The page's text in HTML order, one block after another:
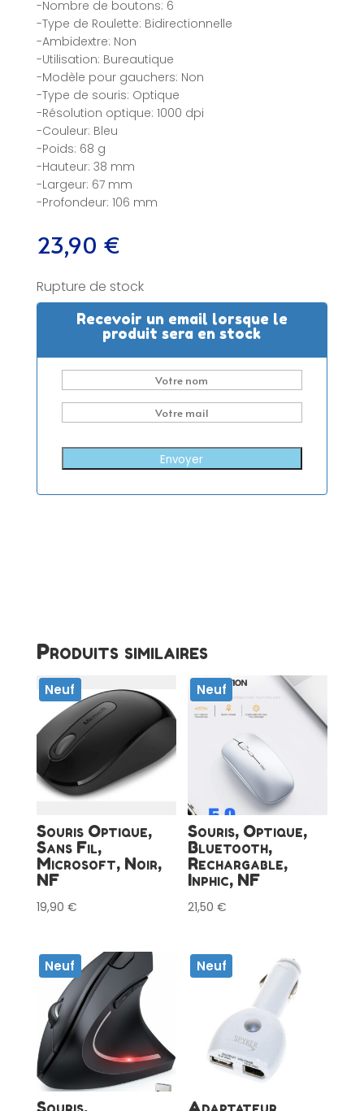
-Nombre de boutons: 6
-Type de Roulette: Bidirectionnelle
-Ambidextre: Non
-Utilisation: Bureautique
-Modèle pour gauchers: Non
-Type de souris: Optique
-Résolution optique: 1000 dpi
-Couleur: Bleu
-Poids: 68 g
-Hauteur: 38 mm
-Largeur: 67 mm
-Profondeur: 106 mm
23,90 €
Rupture de stock
Recevoir un email lorsque le
produit sera en stock
Envoyer
Produits similaires
Neuf
Souris Optique,
Sans Fil,
Microsoft, Noir,
NF
19,90 €
Neuf
Souris, Optique,
Bluetooth,
Rechargable,
Inphic, NF
21,50€
Neuf Neuf